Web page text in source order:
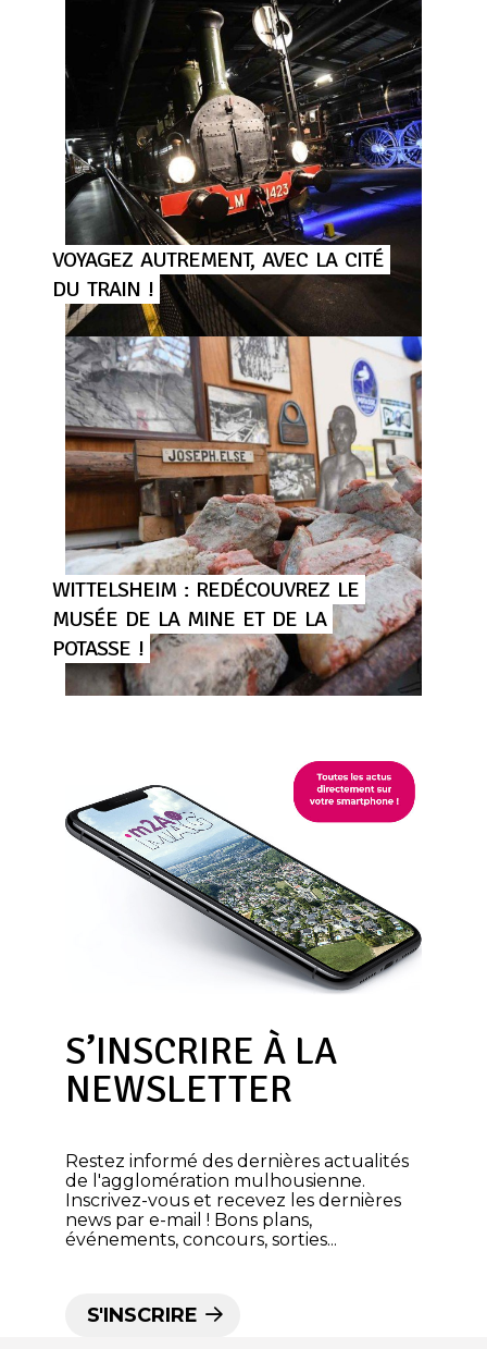
VOYAGEZ AUTREMENT, AVEC LA CITÉ
DU TRAIN !
WITTELSHEIM : REDÉCOUVREZ LE
MUSÉE DE LA MINE ET DE LA
POTASSE !
S’INSCRIRE À LA
NEWSLETTER
Restez informé des dernières actualités
de l'agglomération mulhousienne.
Inscrivez-vous et recevez les dernières
news par e-mail ! Bons plans,
événements, concours, sorties...
S'INSCRIRE